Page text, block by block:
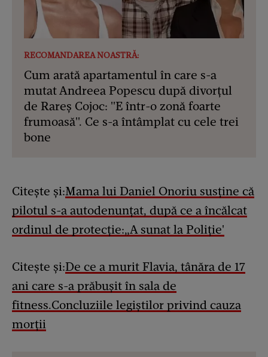
RECOMANDAREA NOASTRĂ:
Cum arată apartamentul în care s-a
mutat Andreea Popescu după divorțul
de Rareș Cojoc: "E într-o zonă foarte
frumoasă". Ce s-a întâmplat cu cele trei
bone
Citește și:Mama lui Daniel Onoriu susține că
pilotul s-a autodenunțat, după ce a încălcat
ordinul de protecție:„A sunat la Poliție'
Citește și:De ce a murit Flavia, tânăra de 17
ani care s-a prăbușit în sala de
fitness.Concluziile legiștilor privind cauza
morții